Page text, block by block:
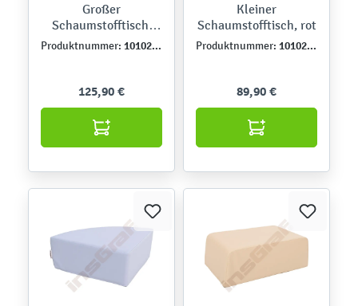
Großer
Schaumstofftisch,
blau
Produktnummer: 101028PU
125,90 €
Kleiner
Schaumstofftisch, rot
Produktnummer: 101027PU
89,90 €